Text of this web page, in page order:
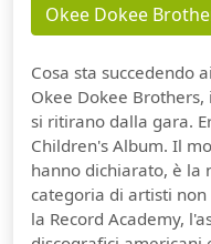
Okee Dokee
Cosa sta succedendo
Okee Dokee
si ritirano dalla gara.
Children's Album. Il
hanno dichiarato, è la
categoria di artisti
la Record Academy,